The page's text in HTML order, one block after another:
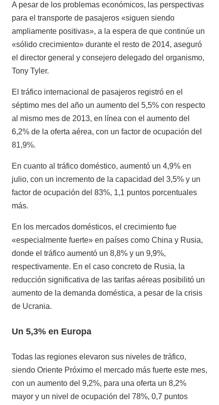
A pesar de los problemas económicos, las perspectivas
para el transporte de pasajeros «siguen siendo
ampliamente positivas», a la espera de que continúe un
«sólido crecimiento» durante el resto de 2014, aseguró
el director general y consejero delegado del organismo,
Tony Tyler.
El tráfico internacional de pasajeros registró en el
séptimo mes del año un aumento del 5,5% con respecto
al mismo mes de 2013, en línea con el aumento del
6,2% de la oferta aérea, con un factor de ocupación del
81,9%.
En cuanto al tráfico doméstico, aumentó un 4,9% en
julio, con un incremento de la capacidad del 3,5% y un
factor de ocupación del 83%, 1,1 puntos porcentuales
más.
En los mercados domésticos, el crecimiento fue
«especialmente fuerte» en países como China y Rusia,
donde el tráfico aumentó un 8,8% y un 9,9%,
respectivamente. En el caso concreto de Rusia, la
reducción significativa de las tarifas aéreas posibilitó un
aumento de la demanda doméstica, a pesar de la crisis
de Ucrania.
Un 5,3% en Europa
Todas las regiones elevaron sus niveles de tráfico,
siendo Oriente Próximo el mercado más fuerte este mes,
con un aumento del 9,2%, para una oferta un 8,2%
mayor y un nivel de ocupación del 78%, 0,7 puntos